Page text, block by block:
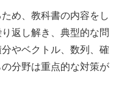
め、教科書の内容をし
返し解き、典型的な問
やベクトル、数列、確
分野は重点的な対策が